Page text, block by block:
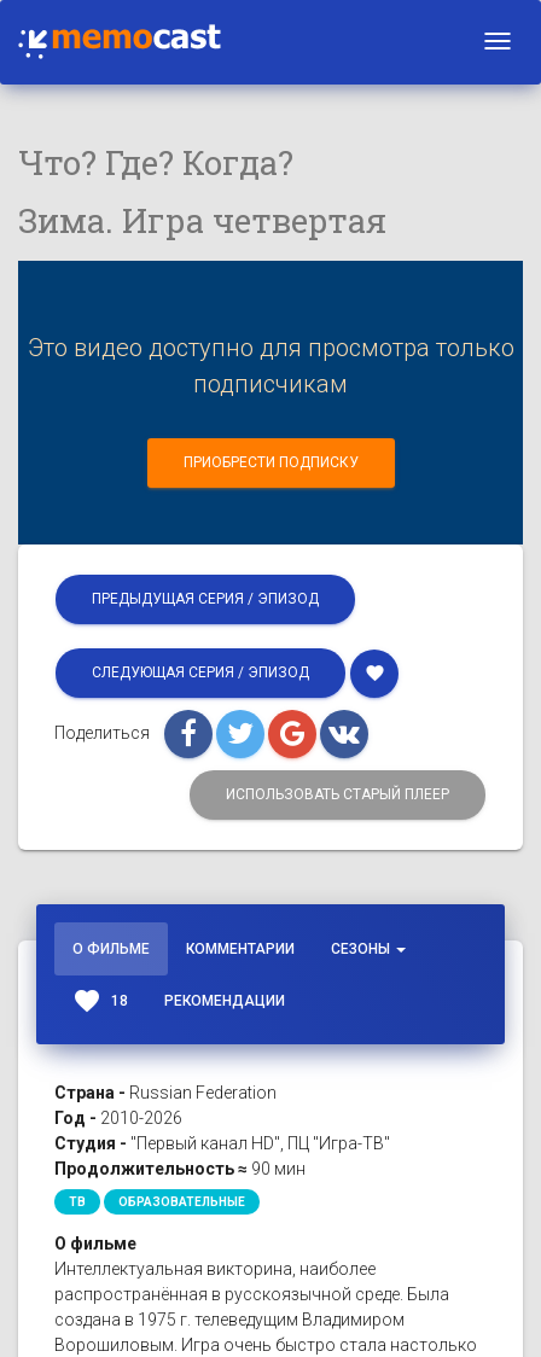
Что? Где? Когда?
Зима. Игра четвертая
Это видео доступно для просмотра только
подписчикам
ПРИОБРЕСТИ ПОДПИСКУ
ПРЕДЫДУЩАЯ СЕРИЯ / ЭПИЗОД
СЛЕДУЮЩАЯ СЕРИЯ / ЭПИЗОД favorite
Поделиться
ИСПОЛЬЗОВАТЬ СТАРЫЙ ПЛЕЕР
О ФИЛЬМЕ КОММЕНТАРИИ СЕЗОНЫ
favorite 18 РЕКОМЕНДАЦИИ
Страна - Russian Federation
Год - 2010-2026
Студия - "Первый канал HD", ПЦ "Игра-ТВ"
Продолжительность ≈ 90 мин
ТВ ОБРАЗОВАТЕЛЬНЫЕ
О фильме
Интеллектуальная викторина, наиболее
распространённая в русскоязычной среде. Была
создана в 1975 г. телеведущим Владимиром
Ворошиловым. Игра очень быстро стала настолько